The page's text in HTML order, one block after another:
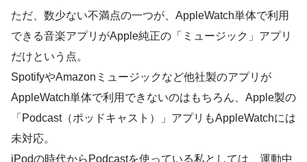
ただ、数少ない不満点の一つが、AppleWatch単体で利用
できる音楽アプリがApple純正の「ミュージック」アプリ
だけという点。
SpotifyやAmazonミュージックなど他社製のアプリが
AppleWatch単体で利用できないのはもちろん、Apple製の
「Podcast（ポッドキャスト）」アプリもAppleWatchには
未対応。
iPodの時代からPodcastを使っている私としては、運動中